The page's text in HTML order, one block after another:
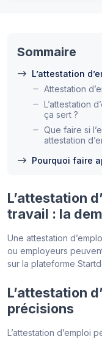
Sommaire
L’attestation
Attestation
L’attestation
ça sert ?
Que faire si
attestation
Pourquoi faire
L’attestation
travail : la
Une attestation
ou employeurs
sur la plateforme
L’attestation
précisions
L’attestation d’emploi